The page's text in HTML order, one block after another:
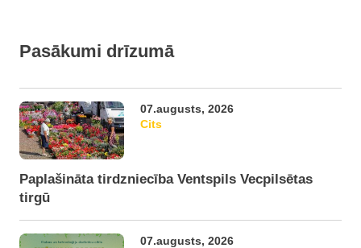
Pasākumi drīzumā
07.augusts, 2026
Cits
Paplašināta tirdzniecība Ventspils Vecpilsētas
tirgū
07.augusts, 2026